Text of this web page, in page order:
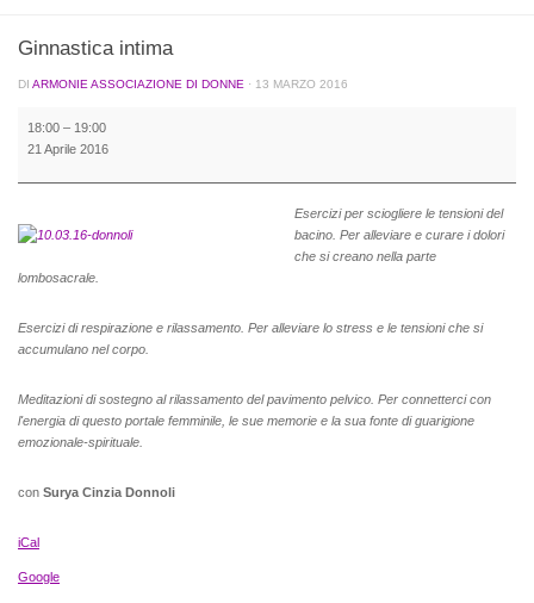
Ginnastica intima
DI ARMONIE ASSOCIAZIONE DI DONNE · 13 MARZO 2016
18:00 – 19:00
21 Aprile 2016
Esercizi per sciogliere le tensioni del
bacino. Per alleviare e curare i dolori
che si creano nella parte
lombosacrale.
Esercizi di respirazione e rilassamento. Per alleviare lo stress e le tensioni che si
accumulano nel corpo.
Meditazioni di sostegno al rilassamento del pavimento pelvico. Per connetterci con
l'energia di questo portale femminile, le sue memorie e la sua fonte di guarigione
emozionale-spirituale.
con Surya Cinzia Donnoli
iCal
Google